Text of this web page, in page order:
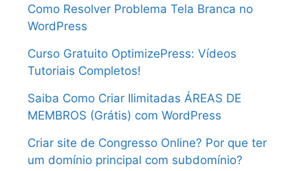
Como Resolver Problema Tela Branca no
WordPress
Curso Gratuito OptimizePress: Vídeos
Tutoriais Completos!
Saiba Como Criar Ilimitadas ÁREAS DE
MEMBROS (Grátis) com WordPress
Criar site de Congresso Online? Por que ter
um domínio principal com subdomínio?